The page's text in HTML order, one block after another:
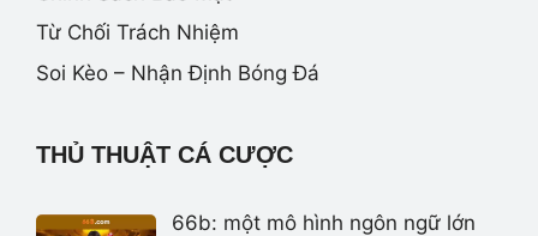
Từ Chối Trách Nhiệm
Soi Kèo – Nhận Định Bóng Đá
THỦ THUẬT CÁ CƯỢC
66b: một mô hình ngôn ngữ lớn